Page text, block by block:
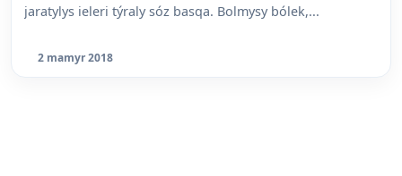
jaratylys ieleri týraly sóz basqa. Bolmysy bólek,...
2 mamyr 2018